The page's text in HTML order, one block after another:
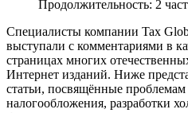
Продолжительность: 2
Специалисты компании Tax
выступали с комментариями в
страницах многих
Интернет изданий. Ниже
статьи, посвящённые
налогообложения, разработки